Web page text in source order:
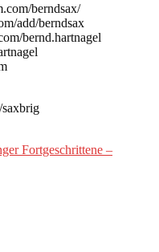
berndsax/
add/berndsax
bernd.hartnagel
Fortgeschrittene –